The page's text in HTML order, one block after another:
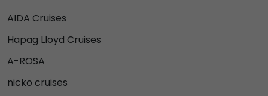
AIDA Cruises
Hapag Lloyd Cruises
A-ROSA
nicko cruises